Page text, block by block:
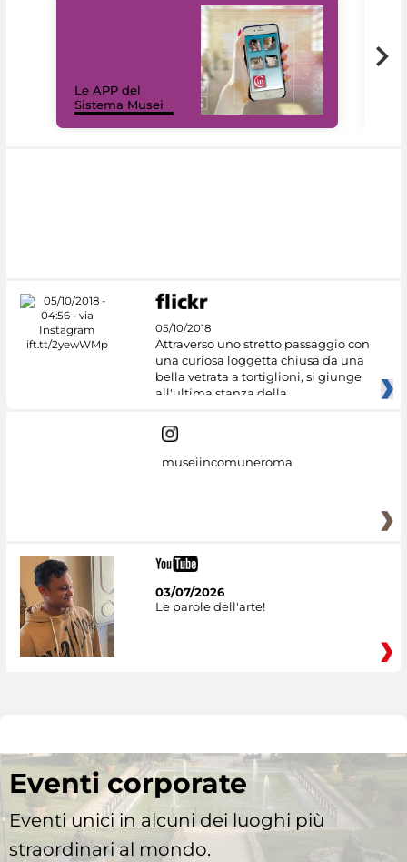
Le APP del
Sistema Musei
05/10/2018
Attraverso uno stretto passaggio con
una curiosa loggetta chiusa da una
bella vetrata a tortiglioni, si giunge
all'ultima stanza della
museiincomuneroma
03/07/2026
Le parole dell'arte!
Eventi corporate
Eventi unici in alcuni dei luoghi più
straordinari al mondo.